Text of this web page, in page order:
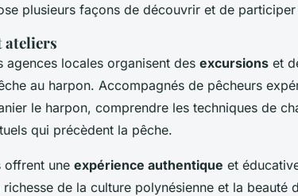
plusieurs façons de découvrir et de
ateliers
agences locales organisent des excursions et
au harpon. Accompagnés de pêcheurs
le harpon, comprendre les techniques de
qui précèdent la pêche.
offrent une expérience authentique et
de la culture polynésienne et la beauté